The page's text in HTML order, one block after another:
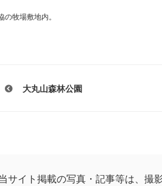
の牧場敷地内。
大丸山森林公園
サイト掲載の写真・記事等は、撮